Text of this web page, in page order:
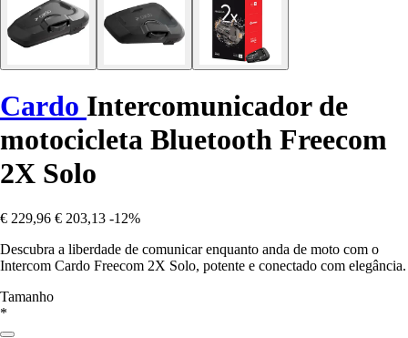
Cardo Intercomunicador de
motocicleta Bluetooth Freecom
2X Solo
€ 229,96 € 203,13 -12%
Descubra a liberdade de comunicar enquanto anda de moto com o
Intercom Cardo Freecom 2X Solo, potente e conectado com elegância.
Tamanho
*